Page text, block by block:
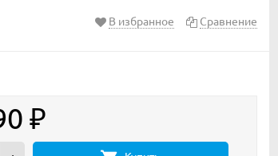
В избранное Сравнение
₽